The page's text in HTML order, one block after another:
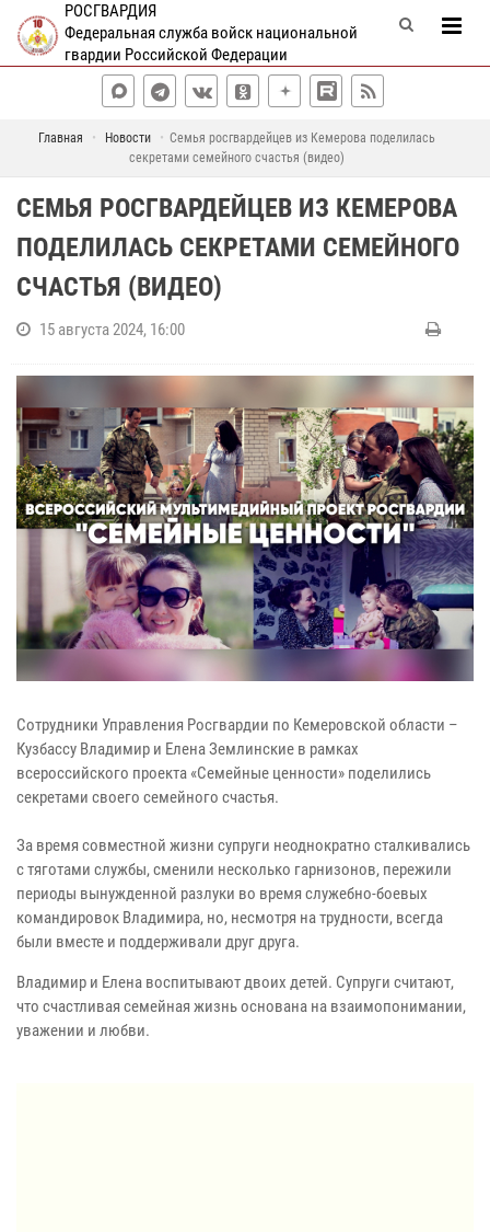
РОСГВАРДИЯ
Федеральная служба войск национальной
гвардии Российской Федерации
Главная Новости
Семья росгвардейцев из Кемерова поделилась
секретами семейного счастья (видео)
СЕМЬЯ РОСГВАРДЕЙЦЕВ ИЗ КЕМЕРОВА
ПОДЕЛИЛАСЬ СЕКРЕТАМИ СЕМЕЙНОГО
СЧАСТЬЯ (ВИДЕО)
15 августа 2024, 16:00
Сотрудники Управления Росгвардии по Кемеровской области –
Кузбассу Владимир и Елена Землинские в рамках
всероссийского проекта «Семейные ценности» поделились
секретами своего семейного счастья.
За время совместной жизни супруги неоднократно сталкивались
с тяготами службы, сменили несколько гарнизонов, пережили
периоды вынужденной разлуки во время служебно-боевых
командировок Владимира, но, несмотря на трудности, всегда
были вместе и поддерживали друг друга.
Владимир и Елена воспитывают двоих детей. Супруги считают,
что счастливая семейная жизнь основана на взаимопонимании,
уважении и любви.